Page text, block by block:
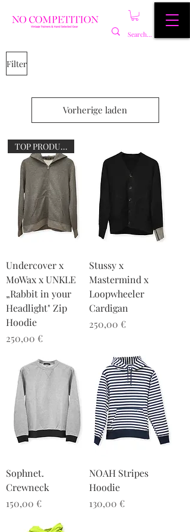
Filter
Vorherige laden
TOP PRODUCT
Undercover x
MoWax x UNKLE
„Rabbit in your
Headlight" Zip
Hoodie
Preis
250,00 €
Stussy x
Mastermind x
Loopwheeler
Cardigan
Preis
250,00 €
Sophnet.
Crewneck
Preis
150,00 €
NOAH Stripes
Hoodie
Preis
130,00 €